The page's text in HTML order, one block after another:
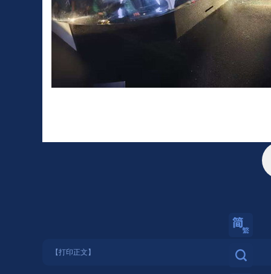
【打印正文】 繁體